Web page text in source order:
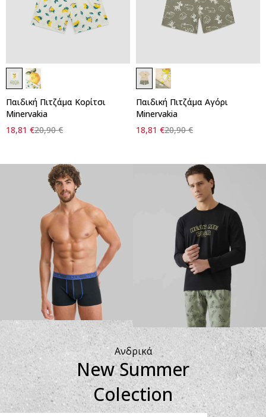
Γρήγορη προσθήκη στο
1
4
Παιδική Πιτζάμα Κορίτσι
Minervakia
20,90€
18,81 €
Γρήγορη προσθήκη στο
1
2
Παιδική Πιτζάμα Αγόρι
Minervakia
20,90€
18,81 €
Ανδρικά
New Summer
Colection